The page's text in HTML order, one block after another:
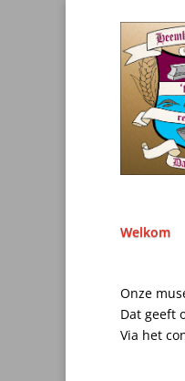
Welkom
Onze
Dat geeft
Via het